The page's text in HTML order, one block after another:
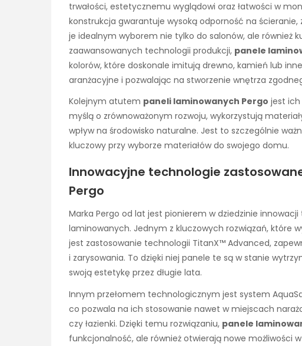
trwałości, estetycznemu wyglądowi oraz łatwości w
konstrukcja gwarantuje wysoką odporność na ścieranie,
je idealnym wyborem nie tylko do salonów, ale również
zaawansowanych technologii produkcji, panele
kolorów, które doskonale imitują drewno, kamień lub
aranżacyjne i pozwalając na stworzenie wnętrza
Kolejnym atutem paneli laminowanych Pergo jest ich
myślą o zrównoważonym rozwoju, wykorzystują
wpływ na środowisko naturalne. Jest to szczególnie
kluczowy przy wyborze materiałów do swojego domu.
Innowacyjne technologie
Pergo
Marka Pergo od lat jest pionierem w dziedzinie
laminowanych. Jednym z kluczowych rozwiązań, które
jest zastosowanie technologii TitanX™ Advanced,
i zarysowania. To dzięki niej panele te są w stanie
swoją estetykę przez długie lata.
Innym przełomem technologicznym jest system
co pozwala na ich stosowanie nawet w miejscach
czy łazienki. Dzięki temu rozwiązaniu, panele
funkcjonalność, ale również otwierają nowe możliwości